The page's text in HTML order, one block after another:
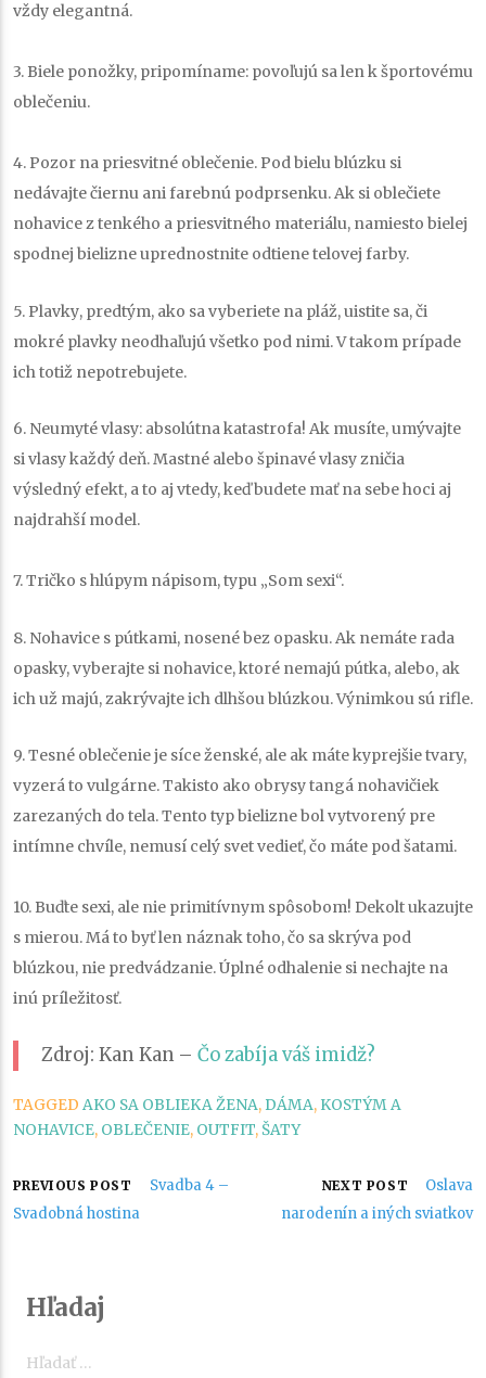
vždy elegantná.
3. Biele ponožky,pripomíname: povoľujú sa len k športovému
oblečeniu.
4. Pozor na priesvitné oblečenie.Pod bielu blúzku si
nedávajte čiernu ani farebnú podprsenku. Ak si oblečiete
nohavice z tenkého a priesvitného materiálu, namiesto bielej
spodnej bielizne uprednostnite odtiene telovej farby.
5. Plavky, predtým, ako sa vyberiete na pláž, uistite sa, či
mokré plavky neodhaľujú všetko pod nimi. V takom prípade
ich totiž nepotrebujete.
6. Neumyté vlasy: absolútna katastrofa! Ak musíte, umývajte
si vlasy každý deň. Mastné alebo špinavé vlasy zničia
výsledný efekt, a to aj vtedy, keď budete mať na sebe hoci aj
najdrahší model.
7. Tričko s hlúpym nápisom, typu „Som sexi“.
8. Nohavice s pútkami, nosené bez opasku.Ak nemáte rada
opasky, vyberajte si nohavice, ktoré nemajú pútka, alebo, ak
ich už majú, zakrývajte ich dlhšou blúzkou. Výnimkou sú rifle.
9. Tesné oblečenieje síce ženské, ale ak máte kyprejšie tvary,
vyzerá to vulgárne. Takisto ako obrysy tangá nohavičiek
zarezaných do tela. Tento typ bielizne bol vytvorený pre
intímne chvíle, nemusí celý svet vedieť, čo máte pod šatami.
10. Buďte sexi, ale nie primitívnym spôsobom! Dekolt ukazujte
s mierou. Má to byť len náznak toho, čo sa skrýva pod
blúzkou, nie predvádzanie. Úplné odhalenie si nechajte na
inú príležitosť.
Zdroj: Kan Kan – Čo zabíja váš imidž?
TAGGED AKO SA OBLIEKA ŽENA, DÁMA, KOSTÝM A
NOHAVICE, OBLEČENIE, OUTFIT, ŠATY
Navigácia
článku
PREVIOUS POST
Svadba 4 –
Svadobná hostina
NEXT POST
Oslava
narodenín a iných sviatkov
Hľadaj